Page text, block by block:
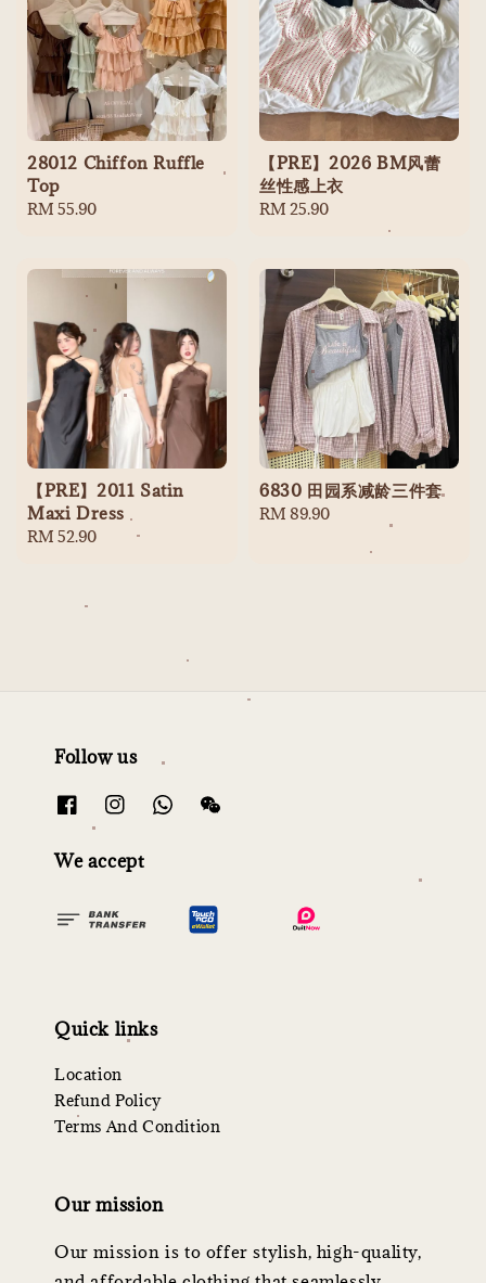
28012 Chiffon Ruffle
Top
Regular
RM 55.90
【PRE】2026 BM风蕾
丝性感上衣
Regular
RM 25.90
【PRE】2011 Satin
Maxi Dress
Regular
RM 52.90
6830 田园系减龄三件套
Regular
RM 89.90
Follow us
We accept
Quick links
Location
Refund Policy
Terms And Condition
Our mission
Our mission is to offer stylish, high-quality,